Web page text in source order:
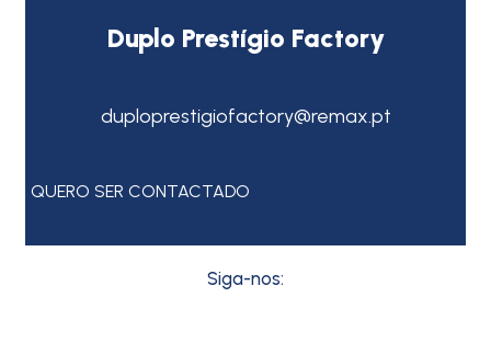
Duplo Prestígio Factory
duploprestigiofactory@remax.pt
QUERO SER CONTACTADO
Siga-nos: